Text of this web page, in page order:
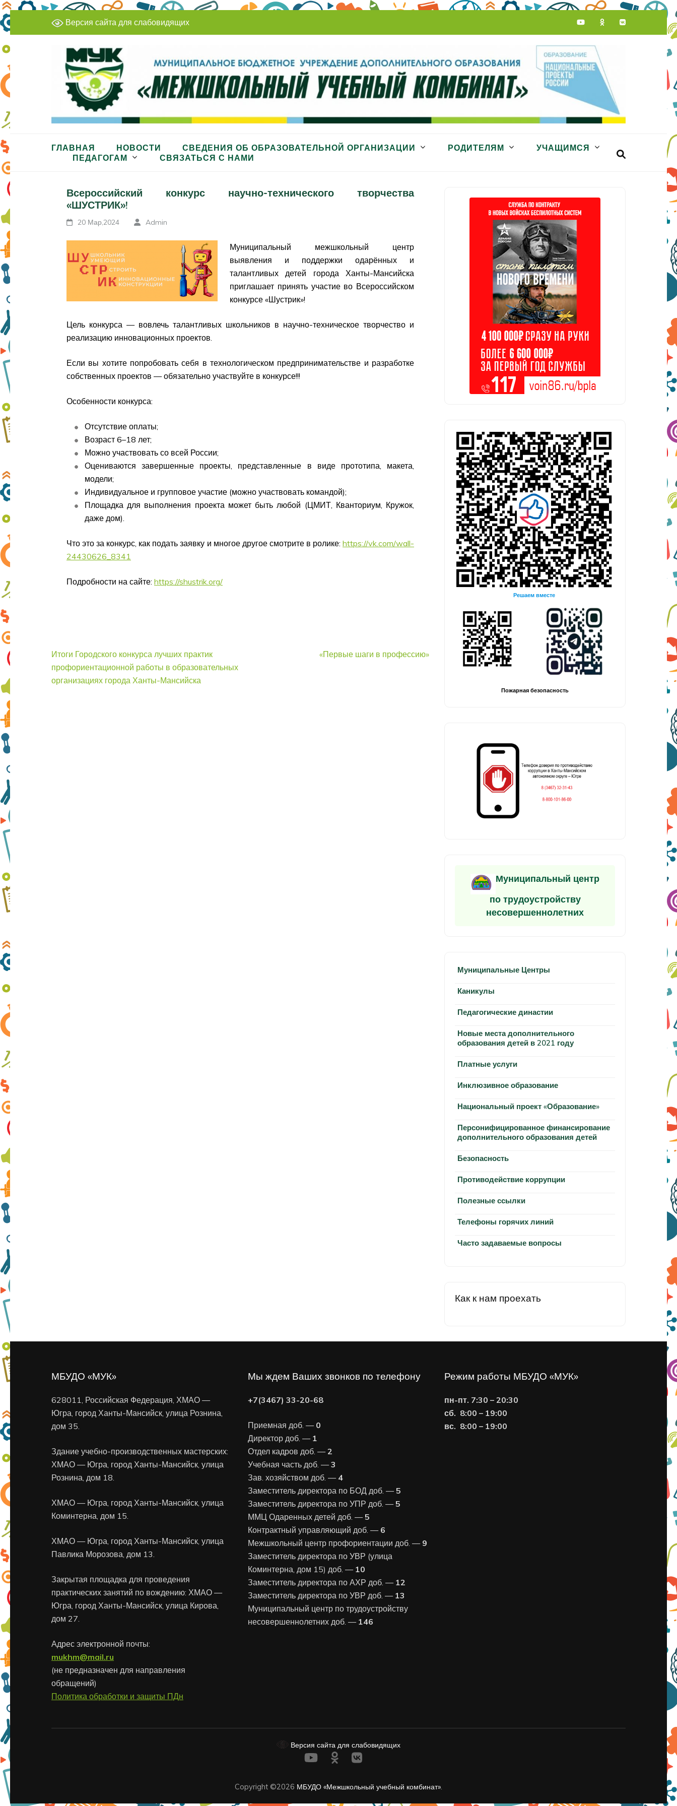
Перейти
к
Enter)
Версия сайта для слабовидящих
ГЛАВНАЯ НОВОСТИ СВЕДЕНИЯ ОБ ОБРАЗОВАТЕЛЬНОЙ ОРГАНИЗАЦИИ РОДИТЕЛЯМ
УЧАЩИМСЯ
ПЕДАГОГАМ
СВЯЗАТЬСЯ С НАМИ
Всероссийский конкурс научно-технического творчества
«ШУСТРИК»!
20 Мар,2024 Admin
Муниципальный межшкольный центр
выявления и поддержки одарённых и
талантливых детей города Ханты-Мансийска
приглашает принять участие во Всероссийском
конкурсе «Шустрик»!
Цель конкурса — вовлечь талантливых школьников в научно-техническое творчество и
реализацию инновационных проектов.
Если вы хотите попробовать себя в технологическом предпринимательстве и разработке
собственных проектов — обязательно участвуйте в конкурсе!!!
Особенности конкурса:
Отсутствие оплаты;
Возраст 6–18 лет;
Можно участвовать со всей России;
Оцениваются завершенные проекты, представленные в виде прототипа, макета,
модели;
Индивидуальное и групповое участие (можно участвовать командой);
Площадка для выполнения проекта может быть любой (ЦМИТ, Кванториум, Кружок,
даже дом).
Что это за конкурс, как подать заявку и многое другое смотрите в ролике:https://vk.com/wall-
24430626_8341
Подробности на сайте: https://shustrik.org/
Навигация
по
записям
Итоги Городского конкурса лучших практик
профориентационной работы в образовательных
организациях города Ханты-Мансийска
«Первые шаги в профессию»
Решаем вместе
Пожарная безопасность
Муниципальный центр
по трудоустройству
несовершеннолетних
Муниципальные Центры
Каникулы
Педагогические династии
Новые места дополнительного
образования детей в 2021 году
Платные услуги
Инклюзивное образование
Национальный проект «Образование»
Персонифицированное финансирование
дополнительного образования детей
Безопасность
Противодействие коррупции
Полезные ссылки
Телефоны горячих линий
Часто задаваемые вопросы
Как к нам проехать
МБУДО «МУК»
628011, Российская Федерация, ХМАО —
Югра, город Ханты-Мансийск, улица Рознина,
дом 35.
Здание учебно-производственных мастерских:
ХМАО — Югра, город Ханты-Мансийск, улица
Рознина, дом 18.
ХМАО — Югра, город Ханты-Мансийск, улица
Коминтерна, дом 15.
ХМАО — Югра, город Ханты-Мансийск, улица
Павлика Морозова, дом 13.
Закрытая площадка для проведения
практических занятий по вождению: ХМАО —
Югра, город Ханты-Мансийск, улица Кирова,
дом 27.
Адрес электронной почты:
mukhm@mail.ru
(не предназначен для направления
обращений)
Политика обработки и защиты ПДн
Мы ждем Ваших звонков по телефону
+7(3467) 33-20-68
Приемная доб. — 0
Директор доб. — 1
Отдел кадров доб. —2
Учебная часть доб. —3
Зав. хозяйством доб. — 4
Заместитель директора по БОД доб. —5
Заместитель директора по УПР доб. —5
ММЦ Одаренных детей доб. —5
Контрактный управляющий доб. — 6
Межшкольный центр профориентации доб. — 9
Заместитель директора по УВР (улица
Коминтерна, дом 15) доб. — 10
Заместитель директора по АХР доб. — 12
Заместитель директора по УВР доб. — 13
Муниципальный центр по трудоустройству
несовершеннолетних доб. — 146
Режим работы МБУДО «МУК»
пн-пт. 7:30 – 20:30
сб. 8:00 – 19:00
вс. 8:00 – 19:00
Версия сайта для слабовидящих
Copyright ©2026 МБУДО «Межшкольный учебный комбинат»